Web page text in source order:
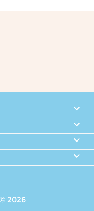




2026